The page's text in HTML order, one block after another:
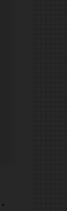
*